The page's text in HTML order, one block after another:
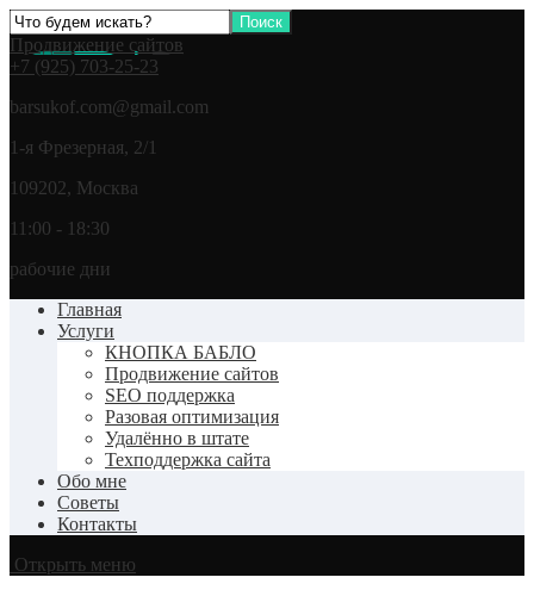
Продвижение сайтов
+7 (925) 703-25-23
barsukof.com@gmail.com
1-я Фрезерная, 2/1
109202, Москва
11:00 - 18:30
рабочие дни
Главная
Услуги
КНОПКА БАБЛО
Продвижение сайтов
SEO поддержка
Разовая оптимизация
Удалённо в штате
Техподдержка сайта
Обо мне
Советы
Контакты
Открыть меню